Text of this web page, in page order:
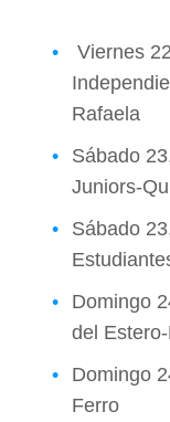
Viernes
Rafaela
Sábado
Juniors-
Sábado
Domingo
del
Domingo
Ferro